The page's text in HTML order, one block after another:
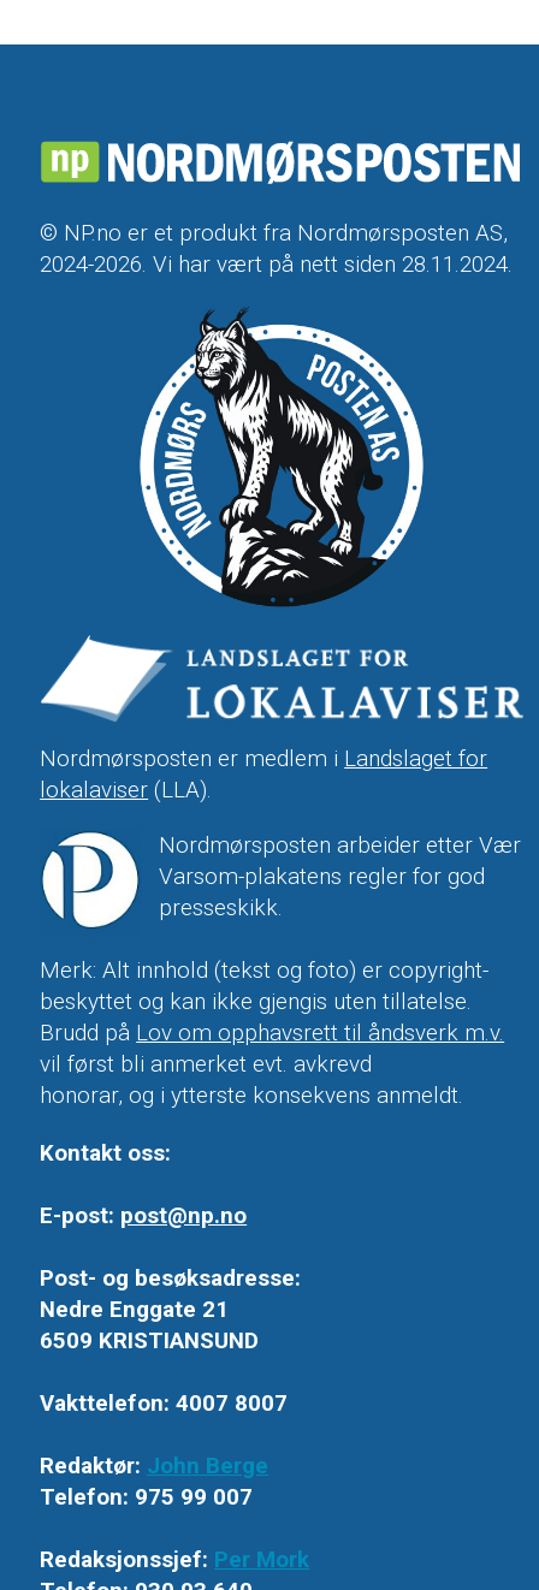
© NP.no er et produkt fra Nordmørsposten AS,
2024-2026. Vi har vært på nett siden 28.11.2024.
Nordmørsposten er medlem i Landslaget for
lokalaviser (LLA).
Nordmørsposten arbeider etter Vær
Varsom-plakatens regler for god
presseskikk.
Merk: Alt innhold (tekst og foto) er copyright-
beskyttet og kan ikke gjengis uten tillatelse.
Brudd på Lov om opphavsrett til åndsverk m.v.
vil først bli anmerket evt. avkrevd
honorar, og i ytterste konsekvens anmeldt.
Kontakt oss:
E-post: post@np.no
Post- og besøksadresse:
Nedre Enggate 21
6509 KRISTIANSUND
Vakttelefon: 4007 8007
Redaktør: John Berge
Telefon: 975 99 007
Redaksjonssjef: Per Mork